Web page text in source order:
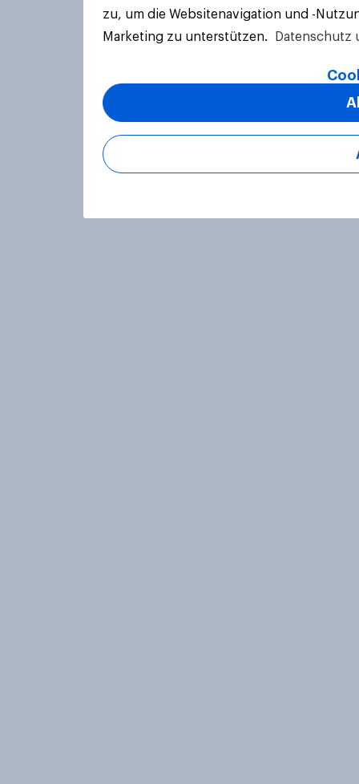
zu, um die Websitenavigation und -
Marketing zu unterstützen.
Datenschutz